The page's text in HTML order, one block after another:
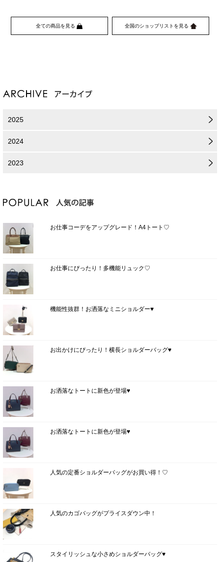
全ての商品を見る 全国のショップリストを見る
2025
2024
2023
お仕事コーデをアップグレード！A4トート♡
お仕事にぴったり！多機能リュック♡
機能性抜群！お洒落なミニショルダー♥
お出かけにぴったり！横長ショルダーバッグ♥
お洒落なトートに新色が登場♥
お洒落なトートに新色が登場♥
人気の定番ショルダーバッグがお買い得！♡
人気のカゴバッグがプライスダウン中！
スタイリッシュな小さめショルダーバッグ♥